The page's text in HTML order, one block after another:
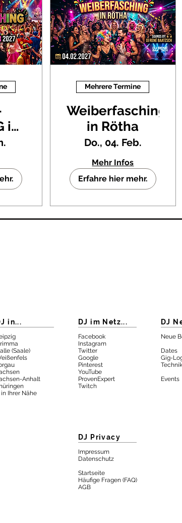
in
Mehrere Termine
Weiberfasching
in Rötha
Do., 04. Feb.
Mehr Infos
Erfahre hier mehr.
in...
(Saale)
Anhalt
in Ihrer Nähe
DJ im Netz...
Facebook
Instagram
Twitter
Google
Pinterest
YouTube
ProvenExpert
Twitch
DJ
Neue
Dates
Gig-
Technik
Events
DJ Privacy
Impressum
Datenschutz
Startseite
Häufige Fragen (FAQ)
AGB